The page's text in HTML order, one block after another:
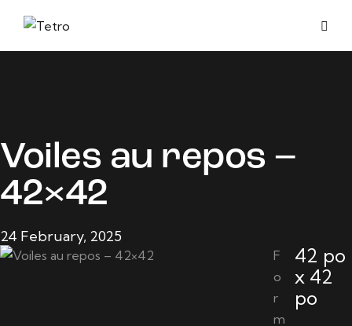
Voiles au repos –
42×42
24 February, 2025
F
o
r
m
42 po
x 42
po